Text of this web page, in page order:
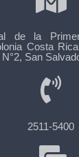
de la
Costa
San
2511-5400